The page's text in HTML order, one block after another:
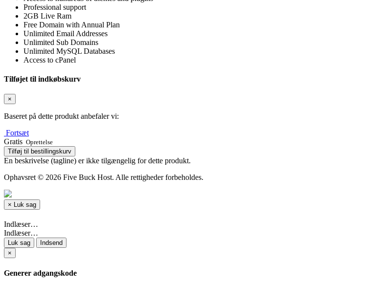
Professional support
2GB Live Ram
Free Domain with Annual Plan
Unlimited Email Addresses
Unlimited Sub Domains
Unlimited MySQL Databases
Access to cPanel
Tilføjet til indkøbskurv
×
Baseret på dette produkt anbefaler vi:
Fortsæt
Gratis Oprettelse
Tilføj til bestillingskurv
En beskrivelse (tagline) er ikke tilgængelig for dette produkt.
Ophavsret © 2026 Five Buck Host. Alle rettigheder forbeholdes.
× Luk sag
Indlæser…
Indlæser…
Luk sag
Indsend
×
Generer adgangskode